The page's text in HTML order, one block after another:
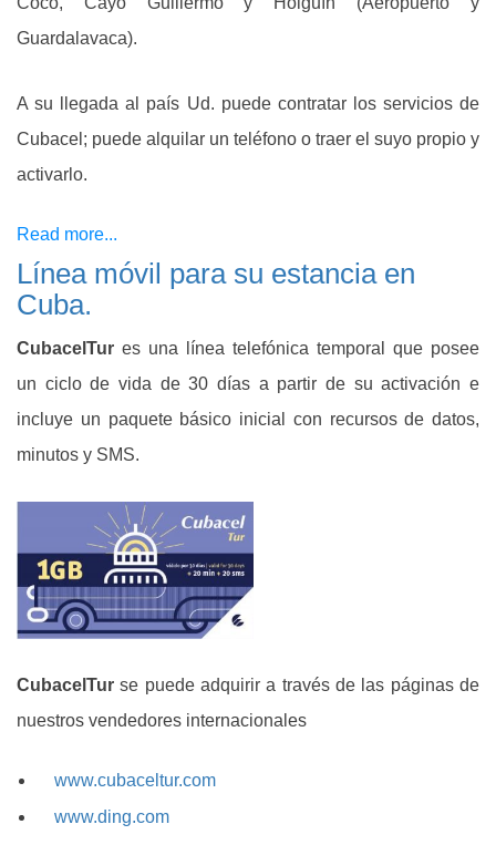
Guardalavaca).
A su llegada al país Ud. puede contratar los servicios de
Cubacel; puede alquilar un teléfono o traer el suyo propio y
activarlo.
Read more...
Línea móvil para su estancia en
Cuba.
CubacelTur es una línea telefónica temporal que posee
un ciclo de vida de 30 días a partir de su activación e
incluye un paquete básico inicial con recursos de datos,
minutos y SMS.
CubacelTur se puede adquirir a través de las páginas de
nuestros vendedores internacionales
www.cubaceltur.com
www.ding.com